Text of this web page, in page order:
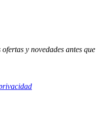
y novedades antes que